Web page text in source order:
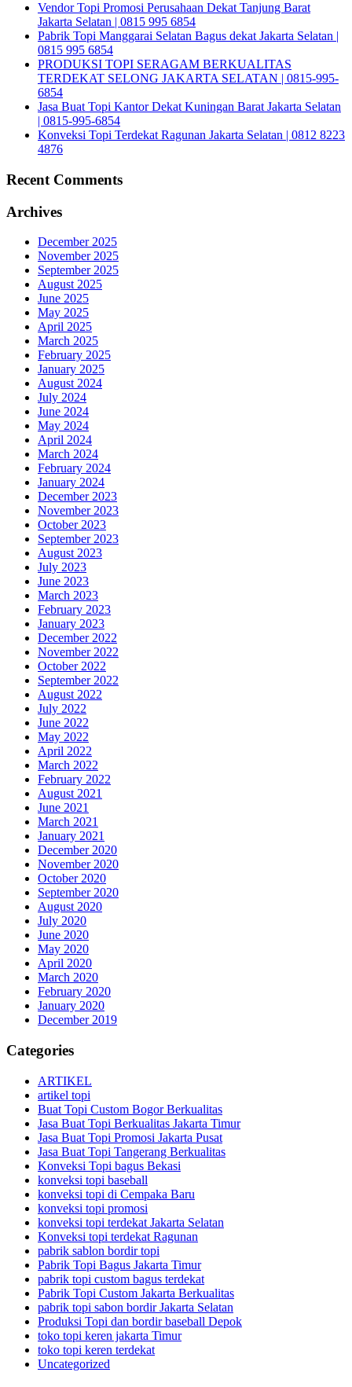
Vendor Topi Promosi Perusahaan Dekat Tanjung Barat
Jakarta Selatan | 0815 995 6854
Pabrik Topi Manggarai Selatan Bagus dekat Jakarta Selatan |
0815 995 6854
PRODUKSI TOPI SERAGAM BERKUALITAS
TERDEKAT SELONG JAKARTA SELATAN | 0815-995-
6854
Jasa Buat Topi Kantor Dekat Kuningan Barat Jakarta Selatan
| 0815-995-6854
Konveksi Topi Terdekat Ragunan Jakarta Selatan | 0812 8223
4876
Recent Comments
Archives
December 2025
November 2025
September 2025
August 2025
June 2025
May 2025
April 2025
March 2025
February 2025
January 2025
August 2024
July 2024
June 2024
May 2024
April 2024
March 2024
February 2024
January 2024
December 2023
November 2023
October 2023
September 2023
August 2023
July 2023
June 2023
March 2023
February 2023
January 2023
December 2022
November 2022
October 2022
September 2022
August 2022
July 2022
June 2022
May 2022
April 2022
March 2022
February 2022
August 2021
June 2021
March 2021
January 2021
December 2020
November 2020
October 2020
September 2020
August 2020
July 2020
June 2020
May 2020
April 2020
March 2020
February 2020
January 2020
December 2019
Categories
ARTIKEL
artikel topi
Buat Topi Custom Bogor Berkualitas
Jasa Buat Topi Berkualitas Jakarta Timur
Jasa Buat Topi Promosi Jakarta Pusat
Jasa Buat Topi Tangerang Berkualitas
Konveksi Topi bagus Bekasi
konveksi topi baseball
konveksi topi di Cempaka Baru
konveksi topi promosi
konveksi topi terdekat Jakarta Selatan
Konveksi topi terdekat Ragunan
pabrik sablon bordir topi
Pabrik Topi Bagus Jakarta Timur
pabrik topi custom bagus terdekat
Pabrik Topi Custom Jakarta Berkualitas
pabrik topi sabon bordir Jakarta Selatan
Produksi Topi dan bordir baseball Depok
toko topi keren jakarta Timur
toko topi keren terdekat
Uncategorized